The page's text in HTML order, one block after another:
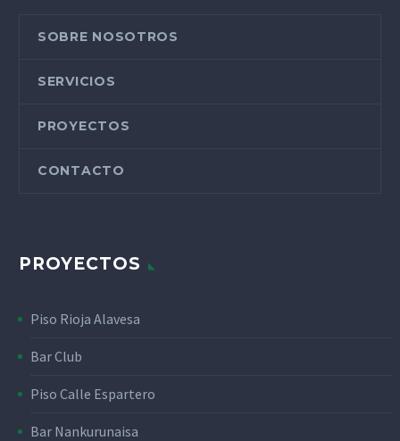
SOBRE NOSOTROS
SERVICIOS
PROYECTOS
CONTACTO
PROYECTOS
Piso Rioja Alavesa
Bar Club
Piso Calle Espartero
Bar Nankurunaisa